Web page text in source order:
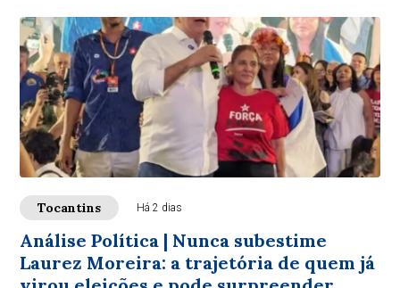
Tocantins Há 2 dias
Análise Política | Nunca subestime
Laurez Moreira: a trajetória de quem já